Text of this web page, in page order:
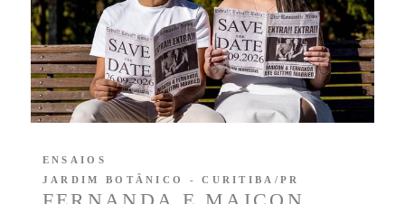
ENSAIOS
JARDIM BOTÂNICO - CURITIBA/PR